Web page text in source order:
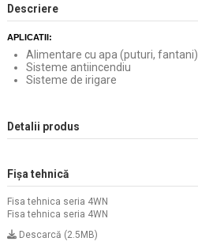
Descriere
APLICATII:
Alimentare cu apa (puturi, fantani)
Sisteme antiincendiu
Sisteme de irigare
Detalii produs
Fișa tehnică
Fisa tehnica seria 4WN
Fisa tehnica seria 4WN
Descarcă (2.5MB)